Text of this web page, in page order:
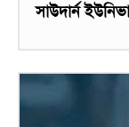
সাউদার্ন